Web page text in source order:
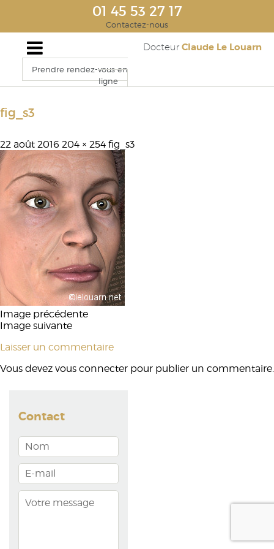
01 45 53 27 17
Contactez-nous
Docteur Claude Le Louarn
Prendre rendez-vous en
ligne
fig_s3
22 août 2016 204 × 254 fig_s3
Image précédente
Image suivante
Laisser un commentaire
Vous devez vous connecter pour publier un commentaire.
Contact